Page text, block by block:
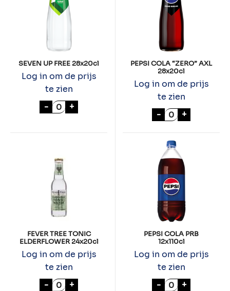
SEVEN UP FREE 28x20cl
Log in om de prijs
te zien
- SEVEN UP FREE 28x20cl aantal
+
PEPSI COLA “ZERO” AXL
28x20cl
Log in om de prijs
te zien
- PEPSI COLA
+
FEVER TREE TONIC
ELDERFLOWER 24x20cl
Log in om de prijs
te zien
- FEVER TREE TONIC ELDERFLOWER
+
PEPSI COLA PRB
12x110cl
Log in om de prijs
te zien
- PEPSI COLA
+